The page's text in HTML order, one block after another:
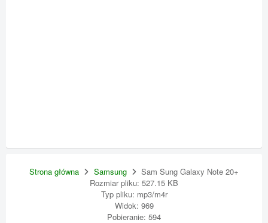
Strona główna Samsung
Sam Sung Galaxy Note 20+
Rozmiar pliku: 527.15 KB
Typ pliku: mp3/m4r
Widok: 969
Pobieranie: 594